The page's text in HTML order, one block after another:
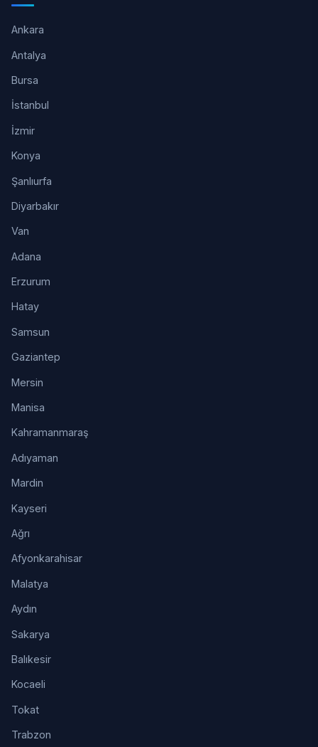
Ankara
Antalya
Bursa
İstanbul
İzmir
Konya
Şanlıurfa
Diyarbakır
Van
Adana
Erzurum
Hatay
Samsun
Gaziantep
Mersin
Manisa
Kahramanmaraş
Adıyaman
Mardin
Kayseri
Ağrı
Afyonkarahisar
Malatya
Aydın
Sakarya
Balıkesir
Kocaeli
Tokat
Trabzon